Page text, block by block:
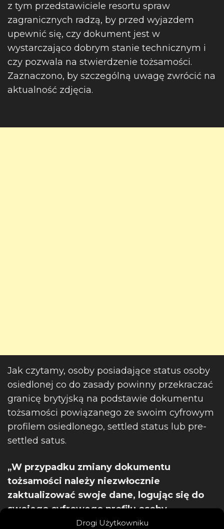
Drogi Użytkowniku
z tym przedstawiciele resortu spraw
zagranicznych radzą, by przed wyjazdem
upewnić się, czy dokument jest w
wystarczająco dobrym stanie technicznym i
czy pozwala na stwierdzenie tożsamości.
Zaznaczono, by szczególną uwagę zwrócić na
aktualność zdjęcia.
Jak czytamy, osoby posiadające status osoby
osiedlonej co do zasady powinny przekraczać
granicę brytyjską na podstawie dokumentu
tożsamości powiązanego ze swoim cyfrowym
profilem osiedlonego, settled status lub pre-
settled satus.
„W przypadku zmiany dokumentu
tożsamości należy niezwłocznie
zaktualizować swoje dane, logując się do
swojego cyfrowego profilu osoby
osiedlonej” – zaznaczono.